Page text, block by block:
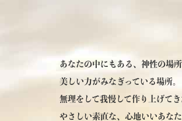
あなたの中にもある、神性の場所
美しい力がみなぎっている場所。
無理をして我慢して作り上げてき
やさしい素直な、心地いいあなた